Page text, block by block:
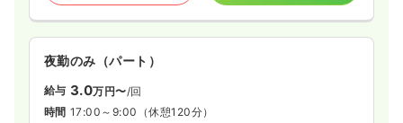
透析
日勤のみ（常勤）
夜勤のみ（パート）
給与 3.0万円〜/回
時間 17:00～9:00 （休憩120分）